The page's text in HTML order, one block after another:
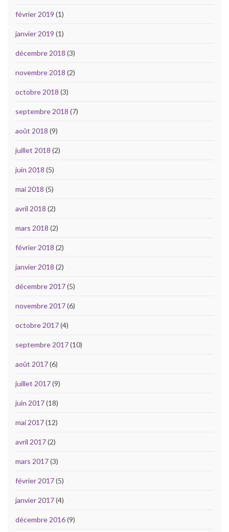
février 2019 (1)
janvier 2019 (1)
décembre 2018 (3)
novembre 2018 (2)
octobre 2018 (3)
septembre 2018 (7)
août 2018 (9)
juillet 2018 (2)
juin 2018 (5)
mai 2018 (5)
avril 2018 (2)
mars 2018 (2)
février 2018 (2)
janvier 2018 (2)
décembre 2017(5)
novembre 2017(6)
octobre 2017(4)
septembre 2017(10)
août 2017(6)
juillet 2017(9)
juin 2017(18)
mai 2017(12)
avril 2017(2)
mars 2017(3)
février 2017(5)
janvier 2017(4)
décembre 2016(9)